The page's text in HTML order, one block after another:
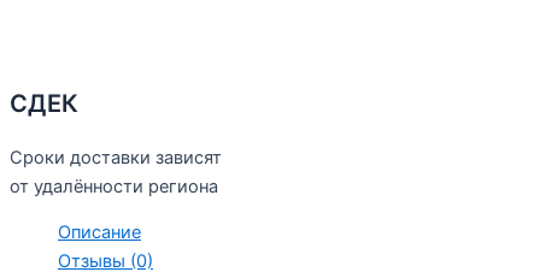
СДЕК
Сроки доставки зависят
от удалённости региона
Описание
Отзывы (0)